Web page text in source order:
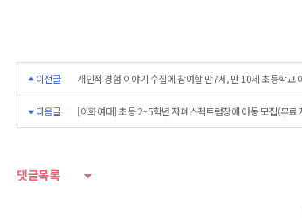
이전글 개인적 경험 이야기 수집에 참여할 만7세, 만 10세 초등학교
다음글 [이화여대] 초등 2~5학년 자폐스펙트럼장애 아동 모집(무료
댓글목록